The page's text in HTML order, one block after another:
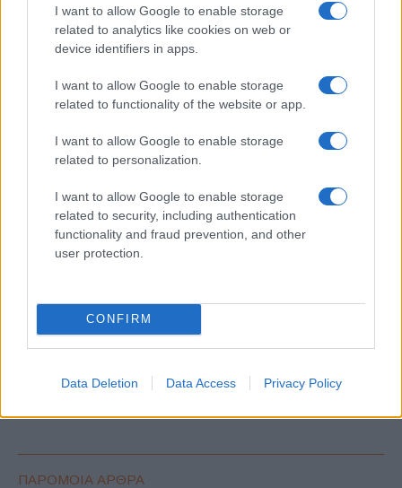
I want to allow Google to enable storage
related to analytics like cookies on web or
device identifiers in apps.
I want to allow Google to enable storage
related to functionality of the website or app.
I want to allow Google to enable storage
related to personalization.
I want to allow Google to enable storage
related to security, including authentication
functionality and fraud prevention, and other
user protection.
CONFIRM
Data Deletion Data Access Privacy Policy
βιωσιμότητα σε καθημερινή πράξη
αυτονομία 970 χλμ. στα
ΠΑΡΟΜΟΙΑ ΑΡΘΡΑ